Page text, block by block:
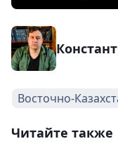
Восточно-
Читайте также